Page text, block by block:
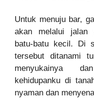
Untuk menuju bar,
akan melalui jalan
batu-batu kecil. Di
tersebut ditanami
menyukainya
kehidupanku di
nyaman dan